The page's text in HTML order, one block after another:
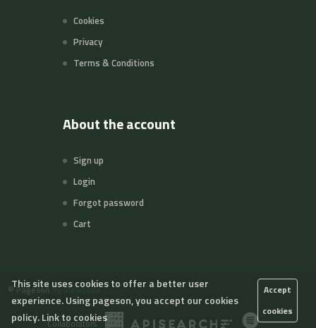
Cookies
Privacy
Terms & Conditions
About the account
Sign up
Login
Forgot password
Cart
©Pagesonby Slowcode
Collaborators
This site uses cookies to offer a better user
experience. Using pageson, you accept our cookies
policy.Link to cookies
Accept
cookies